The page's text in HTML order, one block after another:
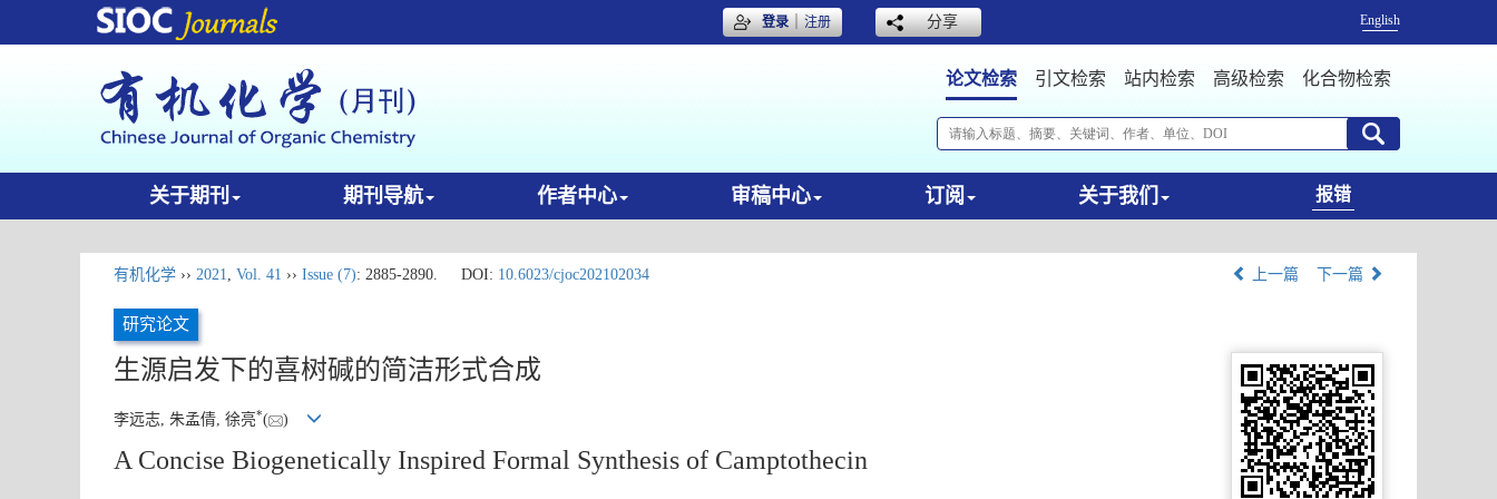
登录｜注册 分享 English
论文检索 引文检索 站内检索 高级检索 化合物检索
关于期刊 期刊导航 作者中心 审稿中心 订阅 关于我们 报错
有机化学 ›› 2021, Vol. 41 ›› Issue (7): 2885-2890. DOI: 10.6023/cjoc202102034 上一篇 下一篇
研究论文
生源启发下的喜树碱的简洁形式合成
李远志, 朱孟倩, 徐亮*( )
A Concise Biogenetically Inspired Formal Synthesis of Camptothecin